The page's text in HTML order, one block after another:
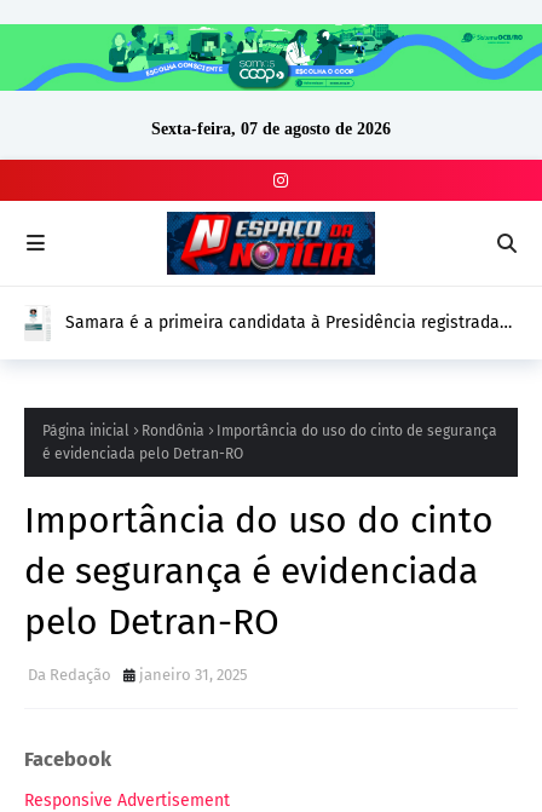
Sexta-feira, 07 de agosto de 2026
Samara é a primeira candidata à Presidência registrada
Página inicial Rondônia
Importância do uso do cinto de segurança
é evidenciada pelo Detran-RO
Importância do uso do cinto
de segurança é evidenciada
pelo Detran-RO
Da Redação janeiro 31, 2025
Facebook
Responsive Advertisement